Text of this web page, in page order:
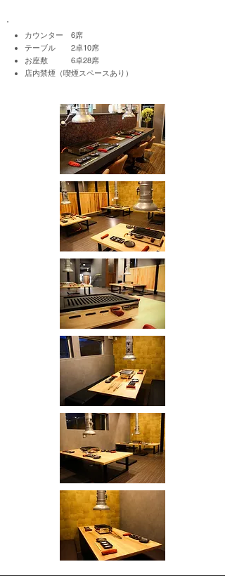
カウンター 6席
テーブル 2卓10席
お座敷 6卓28席
​店内禁煙（喫煙スペースあり）